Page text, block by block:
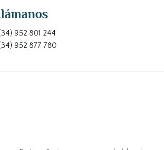
952 801 244
952 877 780